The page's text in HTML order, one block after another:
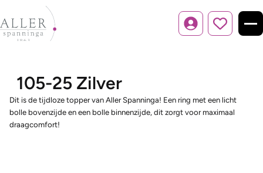
Inloggen
105-25 Zilver
Dit is de tijdloze topper van Aller Spanninga! Een ring met een licht
bolle bovenzijde en een bolle binnenzijde, dit zorgt voor maximaal
draagcomfort!